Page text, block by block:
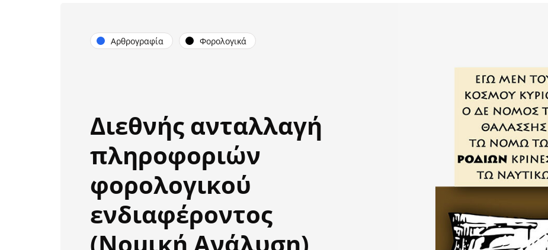
Αρθρογραφία Φορολογικά
Διεθνής ανταλλαγή
πληροφοριών
φορολογικού
ενδιαφέροντος